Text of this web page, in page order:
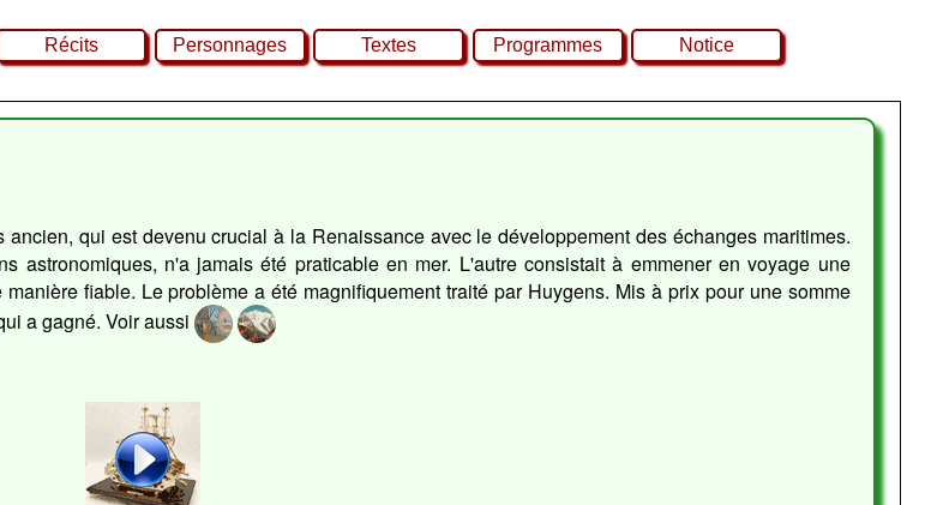
Récits Personnages Textes Programmes Notice
qui est devenu crucial à la Renaissance avec le développement des échanges maritimes.
astronomiques, n'a jamais été praticable en mer. L'autre consistait à emmener en voyage une
fiable. Le problème a été magnifiquement traité par Huygens. Mis à prix pour une somme
a gagné. Voir aussi